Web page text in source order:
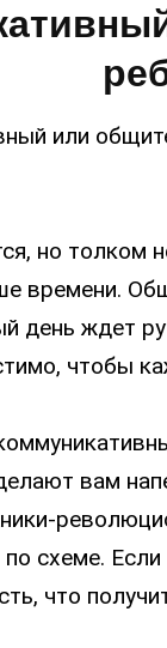
или
но толком
времени.
день ждет
чтобы
вам
схеме.
что